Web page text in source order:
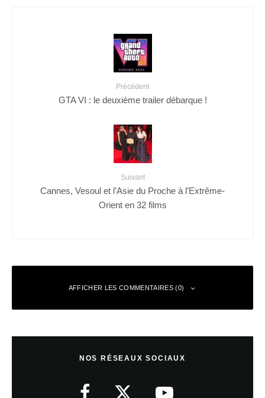
Précédent
GTA VI : le deuxième trailer débarque !
Suivant
Cannes, Vesoul et l’Asie du Proche à l’Extrême-
Orient en 32 films
AFFICHER LES COMMENTAIRES (0)
NOS RÉSEAUX SOCIAUX